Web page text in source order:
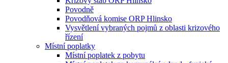
Povodně
Povodňová komise ORP Hlinsko
Vysvětlení vybraných pojmů z oblasti krizového
řízení
Místní poplatky
Místní poplatek z pobytu